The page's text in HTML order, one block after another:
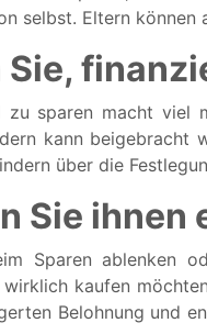
selbst. Eltern
Sie,
zu sparen macht viel
kann beigebracht
über die
Sie
Sparen ablenken
kaufen
Belohnung und